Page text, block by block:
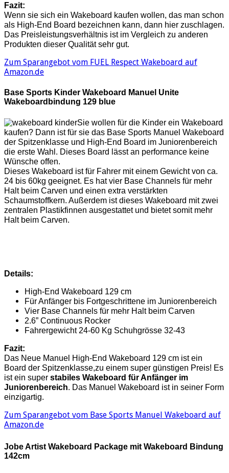
Fazit:
Wenn sie sich ein Wakeboard kaufen wollen, das man schon
als High-End Board bezeichnen kann, dann hier zuschlagen.
Das Preisleistungsverhältnis ist im Vergleich zu anderen
Produkten dieser Qualität sehr gut.
Zum Sparangebot vom FUEL Respect Wakeboard auf
Amazon.de
Base Sports Kinder Wakeboard Manuel Unite
Wakeboardbindung 129 blue
Sie wollen für die Kinder ein Wakeboard
kaufen? Dann ist für sie das Base Sports Manuel Wakeboard
der Spitzenklasse und High-End Board im Juniorenbereich
die erste Wahl. Dieses Board lässt an performance keine
Wünsche offen.
Dieses Wakeboard ist für Fahrer mit einem Gewicht von ca.
24 bis 60kg geeignet. Es hat vier Base Channels für mehr
Halt beim Carven und einen extra verstärkten
Schaumstoffkern. Außerdem ist dieses Wakeboard mit zwei
zentralen Plastikfinnen ausgestattet und bietet somit mehr
Halt beim Carven.
Details:
High-End Wakeboard 129 cm
Für Anfänger bis Fortgeschrittene im Juniorenbereich
Vier Base Channels für mehr Halt beim Carven
2.6” Continuous Rocker
Fahrergewicht 24-60 Kg Schuhgrösse 32-43
Fazit:
Das Neue Manuel High-End Wakeboard 129 cm ist ein
Board der Spitzenklasse,zu einem super günstigen Preis! Es
ist ein super stabiles Wakeboard für Anfänger im
Juniorenbereich. Das Manuel Wakeboard ist in seiner Form
einzigartig.
Zum Sparangebot vom Base Sports Manuel Wakeboard auf
Amazon.de
Jobe Artist Wakeboard Package mit Wakeboard Bindung
142cm